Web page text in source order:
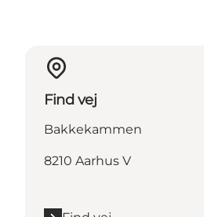
Find vej
Bakkekammen
8210 Aarhus V